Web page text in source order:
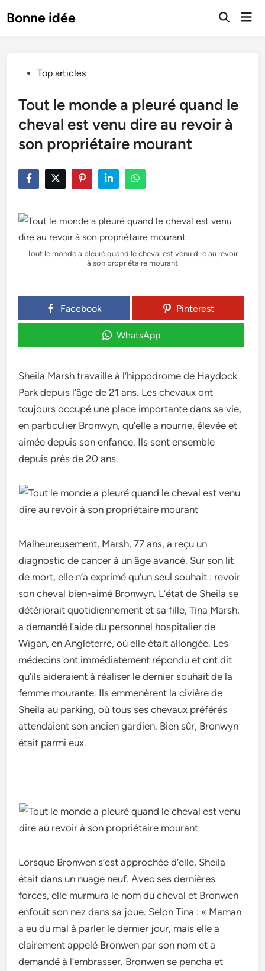
toBonne idée
Open
PostedTop articles
Tout le monde a pleuré quand le
cheval est venu dire au revoir à
son propriétaire mourant
Tout le monde a pleuré quand le cheval est venu dire au revoir
à son propriétaire mourant
Facebook Pinterest
WhatsApp
Sheila Marsh travaille à l’hippodrome de Haydock
Park depuis l’âge de 21 ans. Les chevaux ont
toujours occupé une place importante dans sa vie,
en particulier Bronwyn, qu’elle a nourrie, élevée et
aimée depuis son enfance. Ils sont ensemble
depuis près de 20 ans.
Malheureusement, Marsh, 77 ans, a reçu un
diagnostic de cancer à un âge avancé. Sur son lit
de mort, elle n’a exprimé qu’un seul souhait : revoir
son cheval bien-aimé Bronwyn. L’état de Sheila se
détériorait quotidiennement et sa fille, Tina Marsh,
a demandé l’aide du personnel hospitalier de
Wigan, en Angleterre, où elle était allongée. Les
médecins ont immédiatement répondu et ont dit
qu’ils aideraient à réaliser le dernier souhait de la
femme mourante. Ils emmenèrent la civière de
Sheila au parking, où tous ses chevaux préférés
attendaient son ancien gardien. Bien sûr, Bronwyn
était parmi eux.
Lorsque Bronwen s’est approchée d’elle, Sheila
était dans un nuage neuf. Avec ses dernières
forces, elle murmura le nom du cheval et Bronwen
enfouit son nez dans sa joue. Selon Tina : « Maman
a eu du mal à parler le dernier jour, mais elle a
clairement appelé Bronwen par son nom et a
demandé à l’embrasser. Bronwen se pencha et